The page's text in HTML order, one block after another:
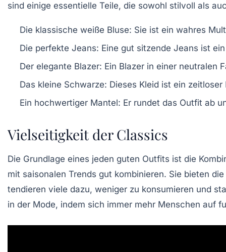
sind einige essentielle Teile, die sowohl stilvoll als
Die klassische weiße Bluse: Sie ist ein wahres
Die perfekte Jeans: Eine gut sitzende Jeans ist
Der elegante Blazer: Ein Blazer in einer neutralen
Das kleine Schwarze: Dieses Kleid ist ein
Ein hochwertiger Mantel: Er rundet das Outfit ab
Vielseitigkeit der Classics
Die Grundlage eines jeden guten Outfits ist die
mit saisonalen Trends gut kombinieren. Sie bieten
tendieren viele dazu, weniger zu konsumieren und
in der Mode, indem sich immer mehr Menschen auf